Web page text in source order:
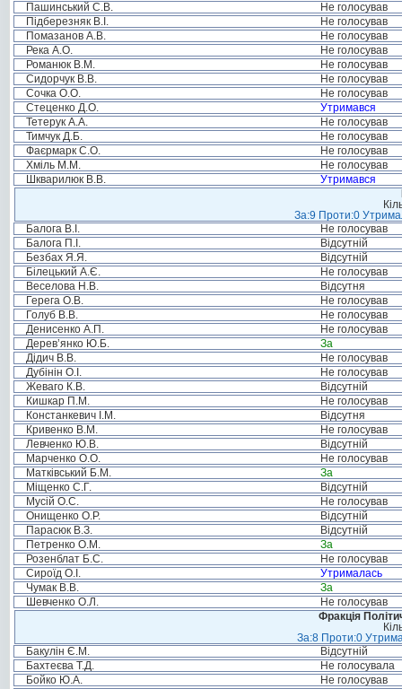
Пашинський С.В.
Не голосував
Підберезняк В.І.
Не голосував
Помазанов А.В.
Не голосував
Река А.О.
Не голосував
Романюк В.М.
Не голосував
Сидорчук В.В.
Не голосував
Сочка О.О.
Не голосував
Стеценко Д.О.
Утримався
Тетерук А.А.
Не голосував
Тимчук Д.Б.
Не голосував
Фаєрмарк С.О.
Не голосував
Хміль М.М.
Не голосував
Шкварилюк В.В.
Утримався
За:9 Проти:0
Балога В.І.
Не голосував
Балога П.І.
Відсутній
Безбах Я.Я.
Відсутній
Білецький А.Є.
Не голосував
Веселова Н.В.
Відсутня
Герега О.В.
Не голосував
Голуб В.В.
Не голосував
Денисенко А.П.
Не голосував
Дерев’янко Ю.Б.
За
Дідич В.В.
Не голосував
Дубінін О.І.
Не голосував
Жеваго К.В.
Відсутній
Кишкар П.М.
Не голосував
Констанкевич І.М.
Відсутня
Кривенко В.М.
Не голосував
Левченко Ю.В.
Відсутній
Марченко О.О.
Не голосував
Матківський Б.М.
За
Міщенко С.Г.
Відсутній
Мусій О.С.
Не голосував
Онищенко О.Р.
Відсутній
Парасюк В.З.
Відсутній
Петренко О.М.
За
Розенблат Б.С.
Не голосував
Сироїд О.І.
Утрималась
Чумак В.В.
За
Шевченко О.Л.
Не голосував
Фракція
За:8 Проти:0
Бакулін Є.М.
Відсутній
Бахтеєва Т.Д.
Не голосувала
Бойко Ю.А.
Не голосував